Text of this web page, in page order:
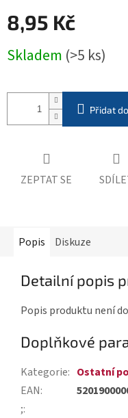
8,95 Kč
cena:
Skladem (>5 ks)
Přidat
ZEPTAT SE
Popis Diskuze
Detailní popis
Popis produktu není
Doplňkové
Kategorie: Ostatní
EAN:
;: